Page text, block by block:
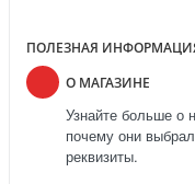
ПОЛЕЗНАЯ
О МАГАЗИНЕ
Узнайте больше о
почему они
реквизиты.